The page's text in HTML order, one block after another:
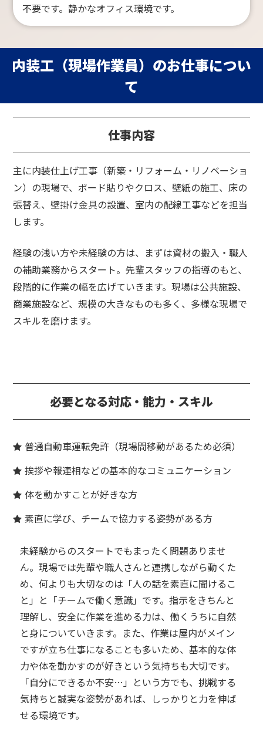
不要です。静かなオフィス環境です。
内装工（現場作業員）のお仕事につい
て
仕事内容
主に内装仕上げ工事（新築・リフォーム・リノベーショ
ン）の現場で、ボード貼りやクロス、壁紙の施工、床の
張替え、壁掛け金具の設置、室内の配線工事などを担当
します。
経験の浅い方や未経験の方は、まずは資材の搬入・職人
の補助業務からスタート。先輩スタッフの指導のもと、
段階的に作業の幅を広げていきます。現場は公共施設、
商業施設など、規模の大きなものも多く、多様な現場で
スキルを磨けます。
必要となる対応・能力・スキル
普通自動車運転免許（現場間移動があるため必須）
挨拶や報連相などの基本的なコミュニケーション
体を動かすことが好きな方
素直に学び、チームで協力する姿勢がある方
未経験からのスタートでもまったく問題ありませ
ん。現場では先輩や職人さんと連携しながら動くた
め、何よりも大切なのは「人の話を素直に聞けるこ
と」と「チームで働く意識」です。指示をきちんと
理解し、安全に作業を進める力は、働くうちに自然
と身についていきます。また、作業は屋内がメイン
ですが立ち仕事になることも多いため、基本的な体
力や体を動かすのが好きという気持ちも大切です。
「自分にできるか不安…」という方でも、挑戦する
気持ちと誠実な姿勢があれば、しっかりと力を伸ば
せる環境です。